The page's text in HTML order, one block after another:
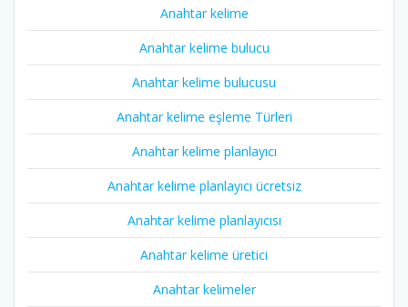
Anahtar kelime
Anahtar kelime bulucu
Anahtar kelime bulucusu
Anahtar kelime eşleme Türleri
Anahtar kelime planlayıcı
Anahtar kelime planlayıcı ücretsiz
Anahtar kelime planlayıcısı
Anahtar kelime üretici
Anahtar kelimeler